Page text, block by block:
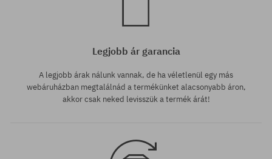
Legjobb ár garancia
A legjobb árak nálunk vannak, de ha véletlenül egy más
webáruházban megtalálnád a termékünket alacsonyabb áron,
akkor csak neked levisszük a termék árát!